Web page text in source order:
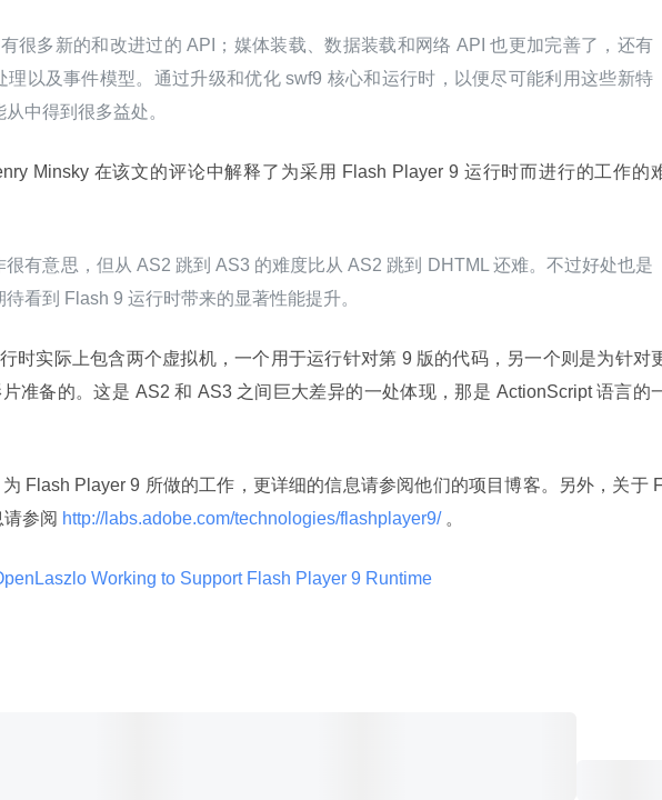
很多新的和改进过的 API；媒体装载、数据装载和网络 API 也更加完善了，还有
理以及事件模型。通过升级和优化 swf9 核心和运行时，以便尽可能利用这些新特
中得到很多益处。
Minsky 在该文的评论中解释了为采用 Flash Player 9 运行时而进行的工作的
很有意思，但从 AS2 跳到 AS3 的难度比从 AS2 跳到 DHTML 还难。不过好处也是
待看到 Flash 9 运行时带来的显著性能提升。
时实际上包含两个虚拟机，一个用于运行针对第 9 版的代码，另一个则是为针对
片准备的。这是 AS2 和 AS3 之间巨大差异的一处体现，那是 ActionScript 语言的
Flash Player 9 所做的工作，更详细的信息请参阅他们的项目博客。另外，关于
参阅 http://labs.adobe.com/technologies/flashplayer9/ 。
Working to Support Flash Player 9 Runtime